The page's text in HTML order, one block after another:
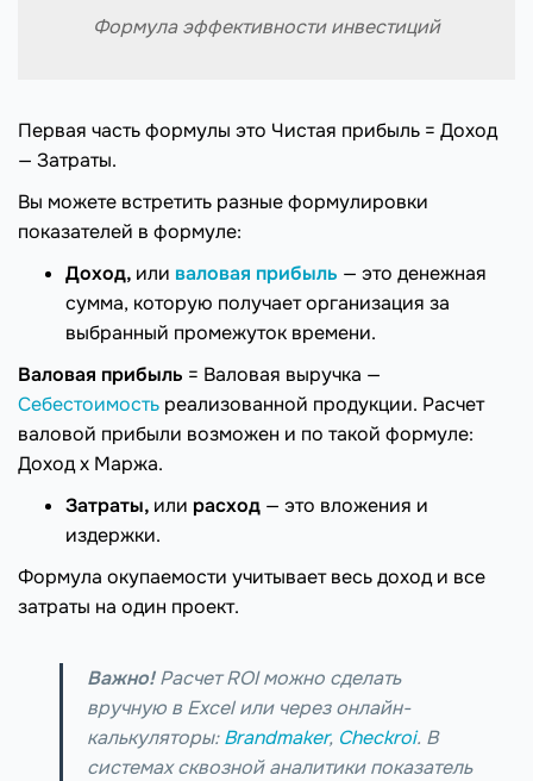
Формула эффективности инвестиций
Первая часть формулы это Чистая прибыль = Доход
— Затраты.
Вы можете встретить разные формулировки
показателей в формуле:
Доход, или валовая прибыль — это денежная
сумма, которую получает организация за
выбранный промежуток времени.
Валовая прибыль = Валовая выручка —
Себестоимость реализованной продукции. Расчет
валовой прибыли возможен и по такой формуле:
Доход х Маржа.
Затраты, или расход — это вложения и
издержки.
Формула окупаемости учитывает весь доход и все
затраты на один проект.
Важно!Расчет ROI можно сделать
вручную в Excel или через онлайн-
калькуляторы:Brandmaker, Сheckroi. В
системах сквозной аналитики показатель